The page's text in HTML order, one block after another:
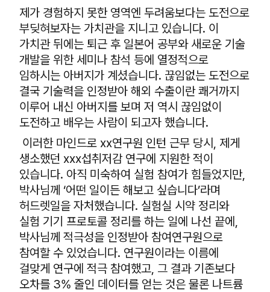
제가 경험하지 못한 영역엔 두려움보다는 도전으로
부딪혀보자는 가치관을 지니고 있습니다. 이
가치관 뒤에는 퇴근 후 일본어 공부와 새로운 기술
개발을 위한 세미나 참석 등에 열정적으로
임하시는 아버지가 계셨습니다. 끊임없는 도전으로
결국 기술력을 인정받아 해외 수출이란 쾌거까지
이루어 내신 아버지를 보며 저 역시 끊임없이
도전하고 배우는 사람이 되고자 했습니다.
이러한 마인드로 xx연구원 인턴 근무 당시, 제게
생소했던 xxx섭취저감 연구에 지원한 적이
있습니다. 아직 미숙하여 실험 참여가 힘들었지만,
박사님께 ‘어떤 일이든 해보고 싶습니다’라며
허드렛일을 자처했습니다. 실험실 시약 정리와
실험 기기 프로토콜 정리를 하는 일에 나선 끝에,
박사님께 적극성을 인정받아 참여연구원으로
참여할 수 있었습니다. 연구원이라는 이름에
걸맞게 연구에 적극 참여했고, 그 결과 기존보다
오차를 3% 줄인 데이터를 얻는 것은 물론 나트륨